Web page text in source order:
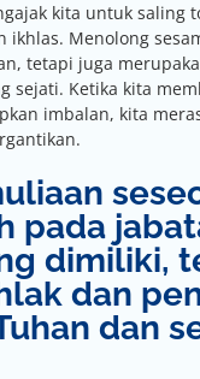
kita untuk saling
ikhlas. Menolong
tetapi juga
sejati. Ketika kita
imbalan, kita
pada
dimiliki,
dan
dan